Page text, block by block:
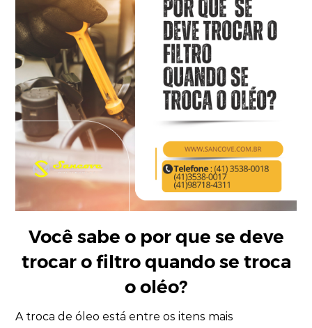
Você sabe o por que se deve
trocar o filtro quando se troca
o oléo?
A troca de óleo está entre os itens mais